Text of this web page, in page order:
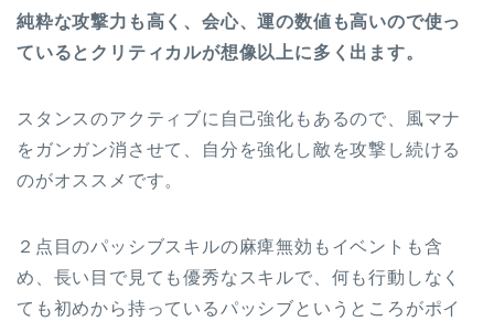
純粋な攻撃力も高く、会心、運の数値も高いので使っ
ているとクリティカルが想像以上に多く出ます。
スタンスのアクティブに自己強化もあるので、風マナ
をガンガン消させて、自分を強化し敵を攻撃し続ける
のがオススメです。
２点目のパッシブスキルの麻痺無効もイベントも含
め、長い目で見ても優秀なスキルで、何も行動しなく
ても初めから持っているパッシブというところがポイ